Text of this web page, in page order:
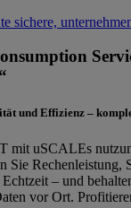
sichere,
und Effizienz –
mit uSCALEs
Sie Rechenleistung,
– und
vor Ort.